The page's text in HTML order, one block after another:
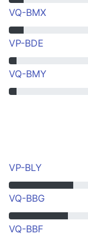
VQ-BMX
VP-BDE
VQ-BMY
VP-BLY
VQ-BBG
VQ-BBF